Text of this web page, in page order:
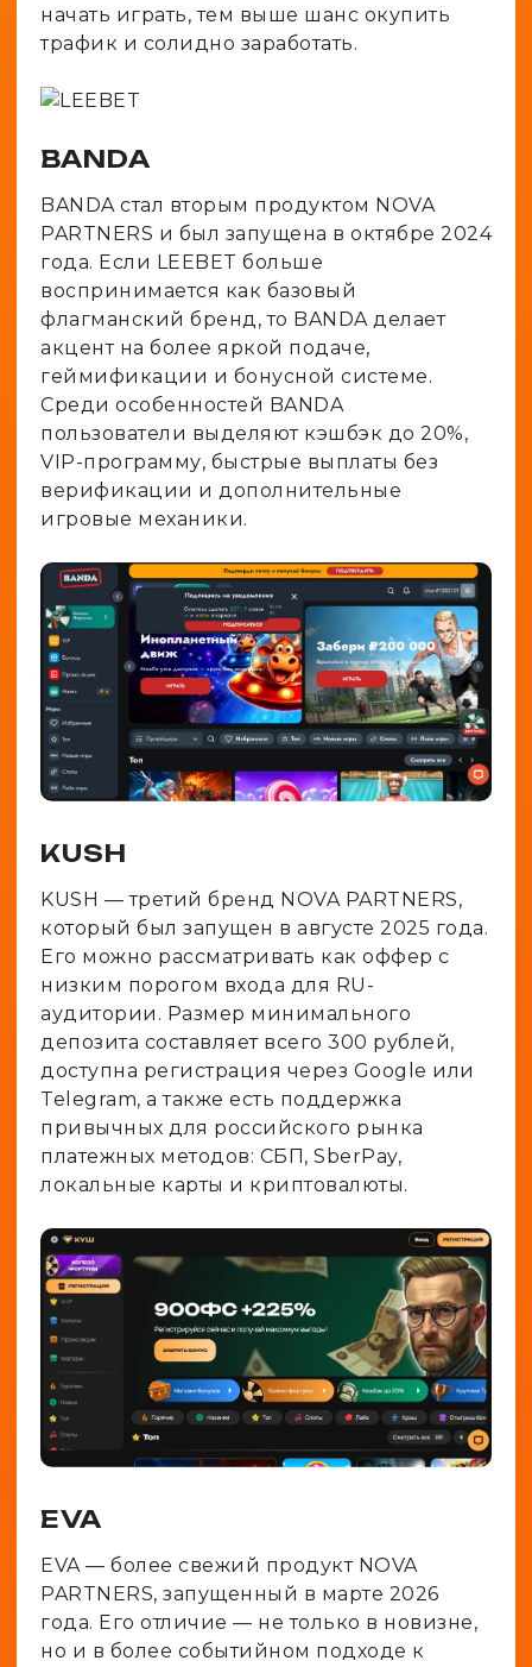
начать играть, тем выше шанс окупить
трафик и солидно заработать.
BANDA
BANDA стал вторым продуктом NOVA
PARTNERS и был запущена в октябре 2024
года. Если LEEBET больше
воспринимается как базовый
флагманский бренд, то BANDA делает
акцент на более яркой подаче,
геймификации и бонусной системе.
Среди особенностей BANDA
пользователи выделяют кэшбэк до 20%,
VIP-программу, быстрые выплаты без
верификации и дополнительные
игровые механики.
KUSH
KUSH — третий бренд NOVA PARTNERS,
который был запущен в августе 2025 года.
Его можно рассматривать как оффер с
низким порогом входа для RU-
аудитории. Размер минимального
депозита составляет всего 300 рублей,
доступна регистрация через Google или
Telegram, а также есть поддержка
привычных для российского рынка
платежных методов: СБП, SberPay,
локальные карты и криптовалюты.
EVA
EVA — более свежий продукт NOVA
PARTNERS, запущенный в марте 2026
года. Его отличие — не только в новизне,
но и в более событийном подходе к